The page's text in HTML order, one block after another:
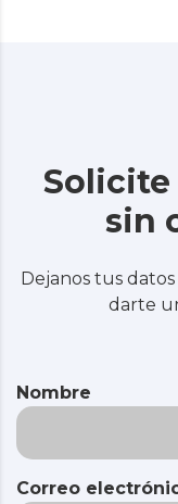
Solicite
sin
Dejanos tus
darte
Nombre
Correo